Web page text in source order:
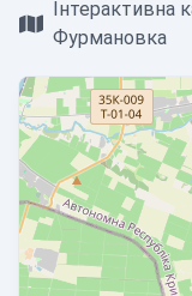
Інтерактивна
Фурмановка